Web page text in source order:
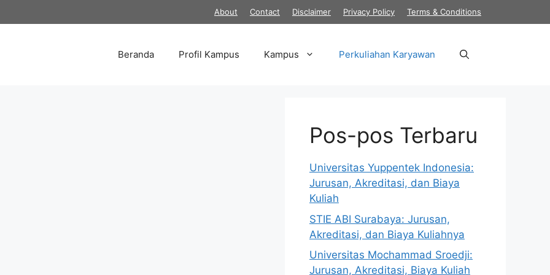
About Contact Disclaimer Privacy Policy Terms & Conditions
Beranda Profil Kampus Kampus Perkuliahan Karyawan
Pos-pos Terbaru
Universitas Yuppentek Indonesia:
Jurusan, Akreditasi, dan Biaya
Kuliah
STIE ABI Surabaya: Jurusan,
Akreditasi, dan Biaya Kuliahnya
Universitas Mochammad Sroedji:
Jurusan, Akreditasi, Biaya Kuliah